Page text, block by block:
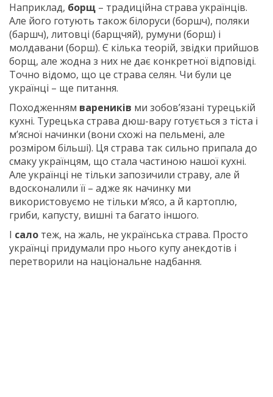
Наприклад, борщ – традиційна страва українців.
Але його готують також білоруси (боршч), поляки
(баршч), литовці (барщчяй), румуни (борш) і
молдавани (борш). Є кілька теорій, звідки прийшов
борщ, але жодна з них не дає конкретної відповіді.
Точно відомо, що це страва селян. Чи були це
українці – ще питання.
Походженням вареників ми зобов’язані турецькій
кухні. Турецька страва дюш-вару готується з тіста і
м’ясної начинки (вони схожі на пельмені, але
розміром більші). Ця страва так сильно припала до
смаку українцям, що стала частиною нашої кухні.
Але українці не тільки запозичили cтраву, але й
вдосконалили її – адже як начинку ми
використовуємо не тільки м’ясо, а й картоплю,
гриби, капусту, вишні та багато іншого.
І сало теж, на жаль, не українська страва. Просто
українці придумали про нього купу анекдотів і
перетворили на національне надбання.